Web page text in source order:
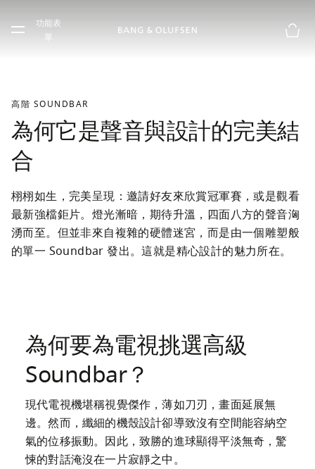
Skip to main footer
功能表
單
高階 SOUNDBAR
為何它是聲音與設計的完美結
合
栩栩如生，完美呈現：邀請好友來欣賞冠軍賽，或是觀看
最新強檔鉅片。燈光漸暗，期待升溫，四面八方的聲音洶
湧而至。但並非來自複雜的硬體迷宮，而是由一個雕塑般
的單一 Soundbar 發出。這就是精心設計的魅力所在。
為何要為電視挑選高級
Soundbar？
現代電視機堪稱視覺傑作，薄如刀刃，畫面延展無
邊。然而，纖細的機殼設計卻導致沒有空間能容納空
氣的位移振動。因此，致勝的進球顯得平淡無奇，驚
悚的對話淹沒在一片寂靜之中。